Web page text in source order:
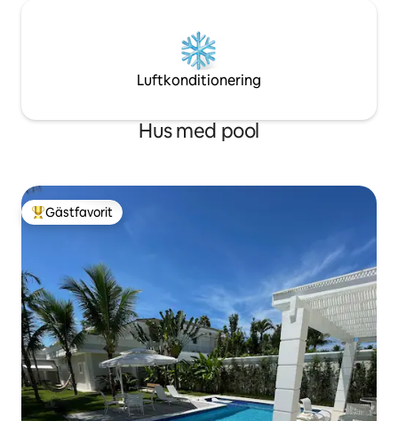
Luftkonditionering
Hus med pool
Populär gästfavorit
Gästfavorit